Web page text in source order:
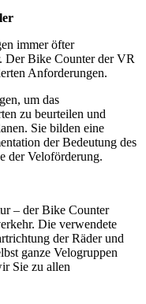
immer öfter
Der Bike Counter der VR
Anforderungen.
um das
zu beurteilen und
Sie bilden eine
der Bedeutung des
der Veloförderung.
– der Bike Counter
Die verwendete
der Räder und
ganze Velogruppen
Sie zu allen